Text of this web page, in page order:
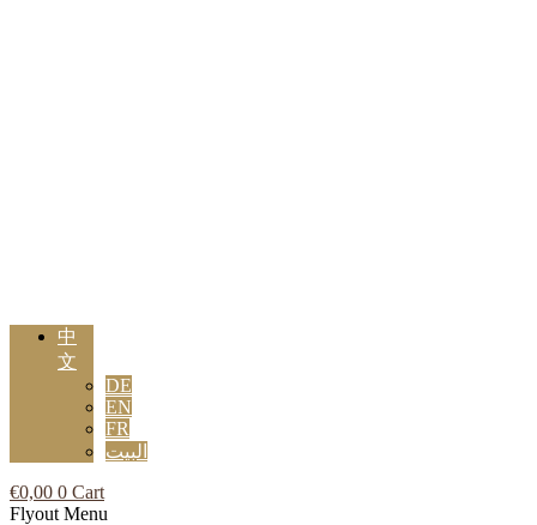
中
文
DE
EN
FR
البيت
€0,00 0 Cart
Flyout Menu